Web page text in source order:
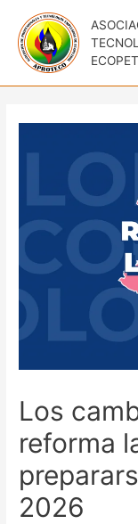
Los
reforma
2026